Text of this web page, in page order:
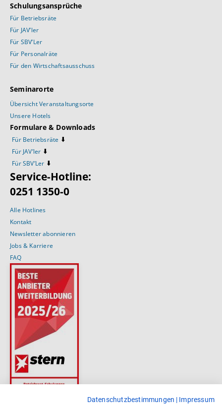
Datenschutzbestimmungen | Impressum
Schulungsansprüche
Für Betriebsräte
Für JAV’ler
Für SBV’Ler
Für Personalräte
Für den Wirtschaftsausschuss
Seminarorte
Übersicht Veranstaltungsorte
Unsere Hotels
Formulare & Downloads
Für Betriebsräte ⬇️
Für JAV’ler ⬇️
Für SBV’Ler ⬇️
Service-Hotline:
0251 1350-0
Alle Hotlines
Kontakt
Newsletter abonnieren
Jobs & Karriere
FAQ